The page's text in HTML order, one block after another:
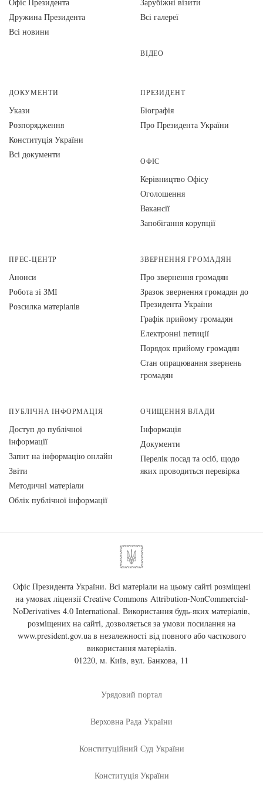
Дружина Президента
Всі новини
Всі галереї
ВІДЕО
ДОКУМЕНТИ
Укази
Розпорядження
Конституція України
Всі документи
ПРЕЗИДЕНТ
Біографія
Про Президента України
ОФІС
Керівництво Офісу
Оголошення
Вакансії
Запобігання корупції
ПРЕС-ЦЕНТР
Анонси
Робота зі ЗМІ
Розсилка матеріалів
ЗВЕРНЕННЯ ГРОМАДЯН
Про звернення громадян
Зразок звернення громадян до
Президента України
Графік прийому громадян
Електронні петиції
Порядок прийому громадян
Стан опрацювання звернень
громадян
ПУБЛІЧНА ІНФОРМАЦІЯ
Доступ до публічної
інформації
Запит на інформацію онлайн
Звіти
Методичні матеріали
Облік публічної інформації
ОЧИЩЕННЯ ВЛАДИ
Інформація
Документи
Перелік посад та осіб, щодо
яких проводиться перевірка
Офіс Президента України. Всі матеріали на цьому сайті розміщені
на умовах ліцензії Creative Commons Attribution-NonCommercial-
NoDerivatives 4.0 International. Використання будь-яких матеріалів,
розміщених на сайті, дозволяється за умови посилання на
www.president.gov.uaв незалежності від повного або часткового
використання матеріалів.
01220, м. Київ, вул. Банкова, 11
Урядовий портал
Верховна Рада України
Конституційний Суд України
Конституція України